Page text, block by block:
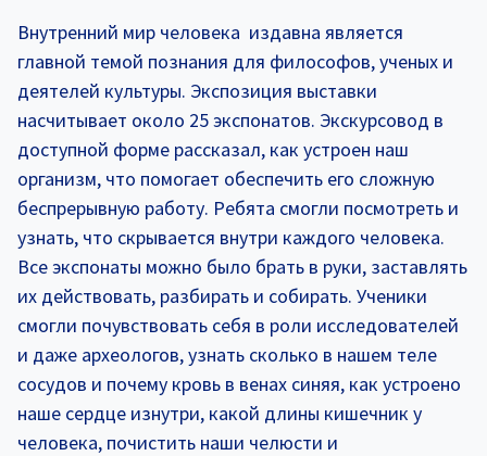
Внутренний мир человека издавна является
главной темой познания для философов, ученых и
деятелей культуры. Экспозиция выставки
насчитывает около 25 экспонатов. Экскурсовод в
доступной форме рассказал, как устроен наш
организм, что помогает обеспечить его сложную
беспрерывную работу. Ребята смогли посмотреть и
узнать, что скрывается внутри каждого человека.
Все экспонаты можно было брать в руки, заставлять
их действовать, разбирать и собирать. Ученики
смогли почувствовать себя в роли исследователей
и даже археологов, узнать сколько в нашем теле
сосудов и почему кровь в венах синяя, как устроено
наше сердце изнутри, какой длины кишечник у
человека, почистить наши челюсти и